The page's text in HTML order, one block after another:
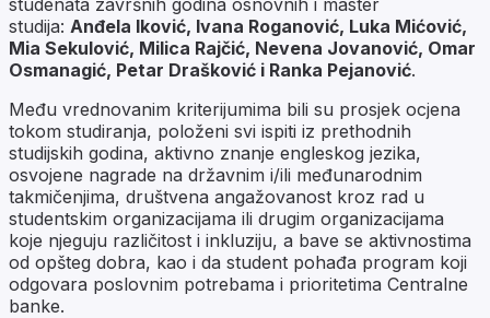
studija: Anđela Iković, Ivana Roganović, Luka Mićović,
Mia Sekulović, Milica Rajčić, Nevena Jovanović, Omar
Osmanagić, Petar Drašković i Ranka Pejanović.
Među vrednovanim kriterijumima bili su prosjek ocjena
tokom studiranja, položeni svi ispiti iz prethodnih
studijskih godina, aktivno znanje engleskog jezika,
osvojene nagrade na državnim i/ili međunarodnim
takmičenjima, društvena angažovanost kroz rad u
studentskim organizacijama ili drugim organizacijama
koje njeguju različitost i inkluziju, a bave se aktivnostima
od opšteg dobra, kao i da student pohađa program koji
odgovara poslovnim potrebama i prioritetima Centralne
banke.